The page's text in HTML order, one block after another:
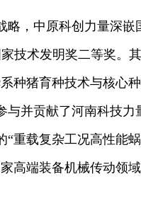
中原科创力量深嵌
技术发明奖二等奖。
种猪育种技术与核心
与并贡献了河南科技
“重载复杂工况高性能
高端装备机械传动领